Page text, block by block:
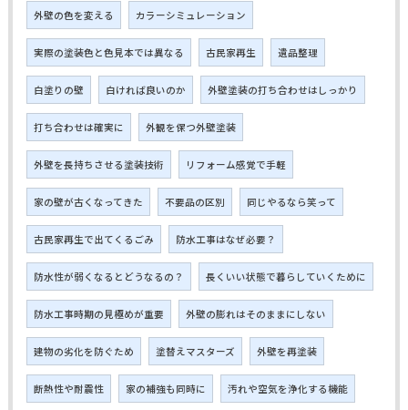
外壁の色を変える カラーシミュレーション
実際の塗装色と色見本では異なる 古民家再生 遺品整理
白塗りの壁 白ければ良いのか 外壁塗装の打ち合わせはしっかり
打ち合わせは確実に 外観を保つ外壁塗装
外壁を長持ちさせる塗装技術 リフォーム感覚で手軽
家の壁が古くなってきた 不要品の区別 同じやるなら笑って
古民家再生で出てくるごみ 防水工事はなぜ必要？
防水性が弱くなるとどうなるの？ 長くいい状態で暮らしていくために
防水工事時期の見極めが重要 外壁の膨れはそのままにしない
建物の劣化を防ぐため 塗替えマスターズ 外壁を再塗装
断熱性や耐震性 家の補強も同時に 汚れや空気を浄化する機能